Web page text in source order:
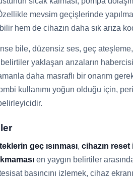
mevsim geçişlerinde
hem de cihazın daha sık arıza
bile, düzensiz ses, geç ateşleme,
yaklaşan arızaların
daha masraflı bir onarım
kullanımı yoğun olduğu için,
geç ısınması, cihazın
en yaygın belirtiler
basıncını izlemek, cihaz